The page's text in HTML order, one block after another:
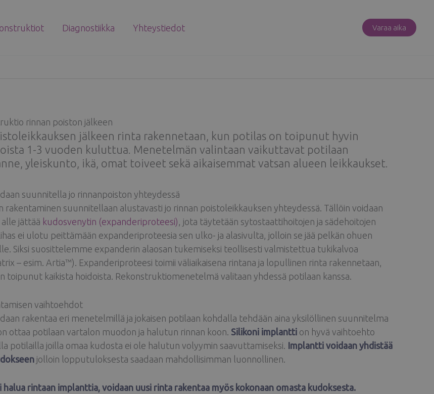
Diagnostiikka Yhteystiedot Varaa aika
rinnan poiston jälkeen
jälkeen rinta rakennetaan, kun potilas on toipunut hyvin
1-3 vuoden kuluttua. Menetelmän valintaan vaikuttavat potilaan
yleiskunto, ikä, omat toiveet sekä aikaisemmat vatsan alueen leikkaukset.
suunnitella jo rinnanpoiston yhteydessä
rakentaminen suunnitellaan alustavasti jo rinnan poistoleikkauksen yhteydessä. Tällöin voidaan
jättää kudosvenytin (expanderiproteesi) , jota täytetään sytostaattihoitojen ja sädehoitojen
ei ulotu peittämään expanderiproteesia sen ulko- ja alasivulta, jolloin se jää pelkän ohuen
Siksi suosittelemme expanderin alaosan tukemiseksi teollisesti valmistettua tukikalvoa
– esim. Artia™). Expanderiproteesi toimii väliaikaisena rintana ja lopullinen rinta rakennetaan,
toipunut kaikista hoidoista. Rekonstruktiomenetelmä valitaan yhdessä potilaan kanssa.
vaihtoehdot
rakentaa eri menetelmillä ja jokaisen potilaan kohdalla tehdään aina yksilöllinen suunnitelma
ottaa potilaan vartalon muodon ja halutun rinnan koon. Silikoni implantti on hyvä vaihtoehto
potilailla joilla omaa kudosta ei ole halutun volyymin saavuttamiseksi. Implantti voidaan yhdistää
jolloin lopputuloksesta saadaan mahdollisimman luonnollinen.
halua rintaan implanttia, voidaan uusi rinta rakentaa myös kokonaan omasta kudoksesta.